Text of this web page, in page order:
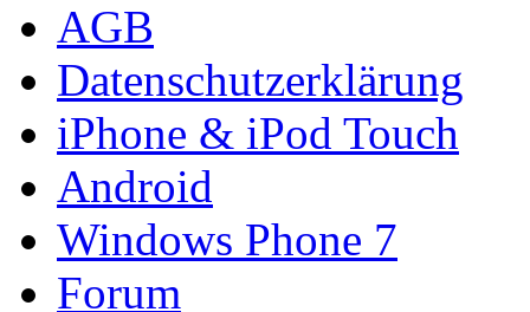
AGB
Datenschutzerklärung
iPhone & iPod Touch
Android
Windows Phone 7
Forum